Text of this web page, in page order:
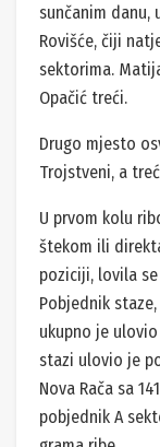
sunčanim danu,
Rovišće, čiji
sektorima.
Opačić treći.
Drugo mjesto
Trojstveni, a
U prvom kolu
štekom ili
poziciji, lovila
Pobjednik
ukupno je
stazi ulovio je
Nova Rača sa
pobjednik A